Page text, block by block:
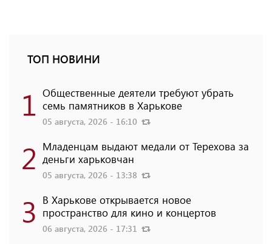
ТОП НОВИНИ
1 Общественные деятели требуют убрать
семь памятников в Харькове
05 августа, 2026 - 16:10
2 Младенцам выдают медали от Терехова за
деньги харьковчан
05 августа, 2026 - 13:38
3 В Харькове открывается новое
пространство для кино и концертов
06 августа, 2026 - 17:31